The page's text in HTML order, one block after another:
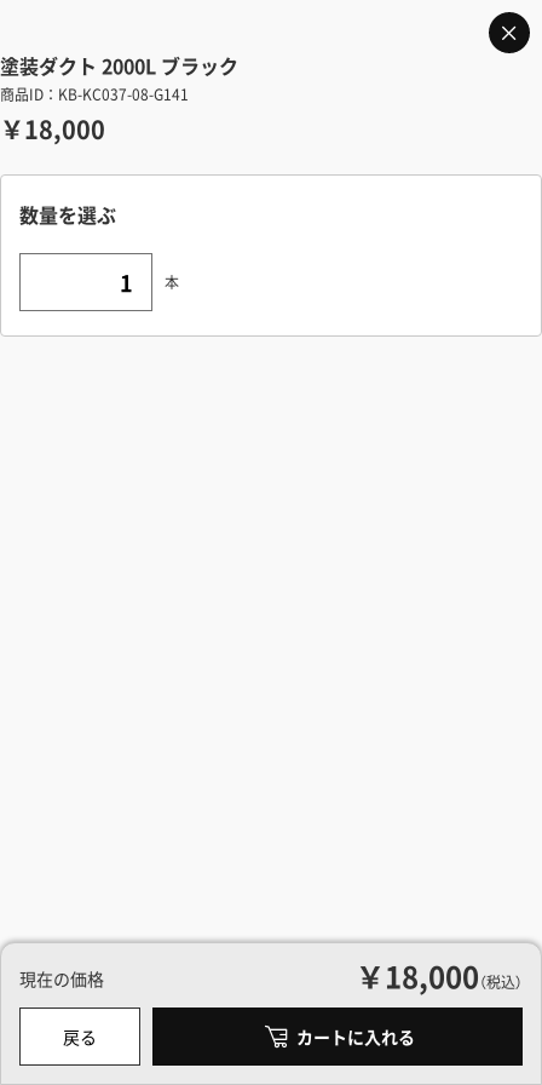
塗装ダクト 2000L ブラック
商品ID：KB-KC037-08-G141
￥18,000
数量を選ぶ
本
現在の価格 ￥18,000（税込）
カートに入れる
戻る